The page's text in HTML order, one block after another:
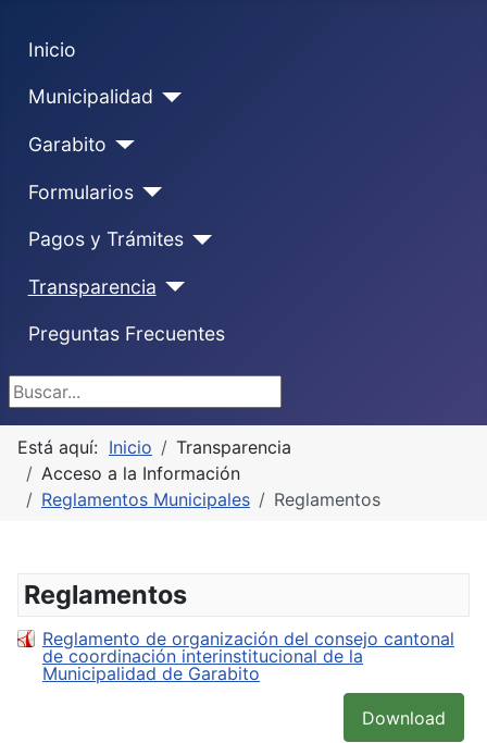
Inicio
Municipalidad
Garabito
Formularios
Pagos y Trámites
Transparencia
Preguntas Frecuentes
Buscar...
Está aquí: Inicio
Transparencia
Acceso a la Información
Reglamentos Municipales
Reglamentos
Reglamentos
Reglamento de organización del consejo cantonal
de coordinación interinstitucional de la
Municipalidad de Garabito
Download